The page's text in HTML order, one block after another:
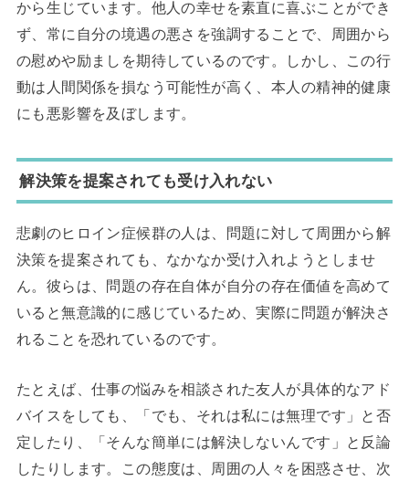
から生じています。他人の幸せを素直に喜ぶことができ
ず、常に自分の境遇の悪さを強調することで、周囲から
の慰めや励ましを期待しているのです。しかし、この行
動は人間関係を損なう可能性が高く、本人の精神的健康
にも悪影響を及ぼします。
解決策を提案されても受け入れない
悲劇のヒロイン症候群の人は、問題に対して周囲から解
決策を提案されても、なかなか受け入れようとしませ
ん。彼らは、問題の存在自体が自分の存在価値を高めて
いると無意識的に感じているため、実際に問題が解決さ
れることを恐れているのです。
たとえば、仕事の悩みを相談された友人が具体的なアド
バイスをしても、「でも、それは私には無理です」と否
定したり、「そんな簡単には解決しないんです」と反論
したりします。この態度は、周囲の人々を困惑させ、次